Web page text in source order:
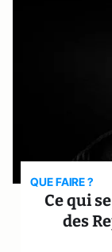
QUE FAIRE ?
Ce qui
des